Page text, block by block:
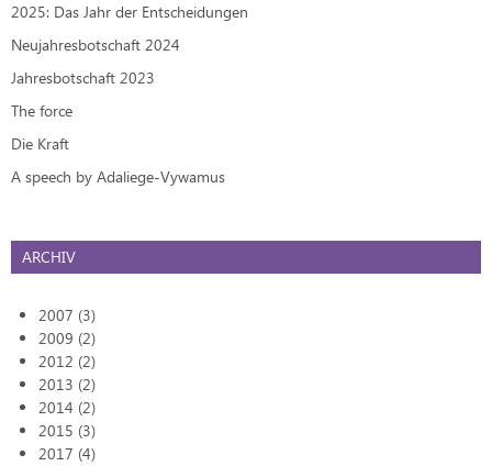
2025: Das Jahr der Entscheidungen
Neujahresbotschaft 2024
Jahresbotschaft 2023
The force
Die Kraft
A speech by Adaliege-Vywamus
ARCHIV
2007 (3)
2009 (2)
2012 (2)
2013 (2)
2014 (2)
2015 (3)
2017 (4)